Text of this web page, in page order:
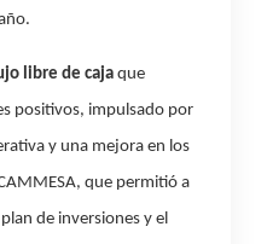
libre de caja que
positivos, impulsado por
y una mejora en los
que permitió a
de inversiones y el